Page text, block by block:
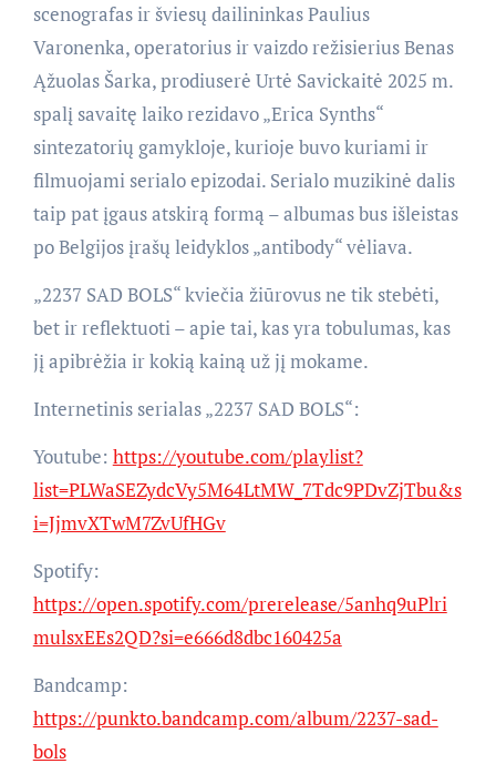
scenografas ir šviesų dailininkas Paulius
Varonenka, operatorius ir vaizdo režisierius Benas
Ąžuolas Šarka, prodiuserė Urtė Savickaitė 2025 m.
spalį savaitę laiko rezidavo „Erica Synths“
sintezatorių gamykloje, kurioje buvo kuriami ir
filmuojami serialo epizodai. Serialo muzikinė dalis
taip pat įgaus atskirą formą – albumas bus išleistas
po Belgijos įrašų leidyklos „antibody“ vėliava.
„2237 SAD BOLS“ kviečia žiūrovus ne tik stebėti,
bet ir reflektuoti – apie tai, kas yra tobulumas, kas
jį apibrėžia ir kokią kainą už jį mokame.
Internetinis serialas „2237 SAD BOLS“:
Youtube: https://youtube.com/playlist?
list=PLWaSEZydcVy5M64LtMW_7Tdc9PDvZjTbu&s
i=JjmvXTwM7ZvUfHGv
Spotify:
https://open.spotify.com/prerelease/5anhq9uPlri
mulsxEEs2QD?si=e666d8dbc160425a
Bandcamp:
https://punkto.bandcamp.com/album/2237-sad-
bols